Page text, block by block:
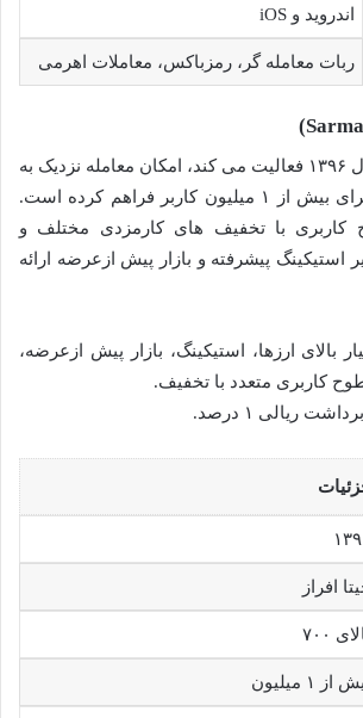
اندروید و iOS
ربات معامله گر، رمزباکس، معاملات اهرمی
سرمایکس، که از سال ۱۳۹۶ فعالیت می کند، امکان معامله نزدیک به
۷۵۰ ارز دیجیتال را برای بیش از ۱ میلیون کاربر فراهم کرده است.
۹ سطح کاربری با تخفیف های کارمزدی مختلف و
استیکینگ پیشرفته و بازار پیش ازعرضه ارائه
بالای ارزها، استیکینگ، بازار پیش ازعرضه،
کاربری متعدد با تخفیف.
ریالی ۱ درصد.
افراز
۷۰۰
از ۱ میلیون